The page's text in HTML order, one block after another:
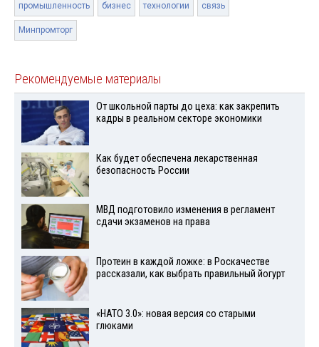
промышленность бизнес технологии связь
Минпромторг
Рекомендуемые материалы
От школьной парты до цеха: как закрепить
кадры в реальном секторе экономики
Как будет обеспечена лекарственная
безопасность России
МВД подготовило изменения в регламент
сдачи экзаменов на права
Протеин в каждой ложке: в Роскачестве
рассказали, как выбрать правильный йогурт
«НАТО 3.0»: новая версия со старыми
глюками